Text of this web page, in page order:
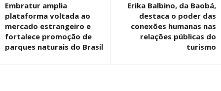
Embratur amplia
plataforma voltada ao
mercado estrangeiro e
fortalece promoção de
parques naturais do Brasil
Erika Balbino, da Baobá,
destaca o poder das
conexões humanas nas
relações públicas do
turismo